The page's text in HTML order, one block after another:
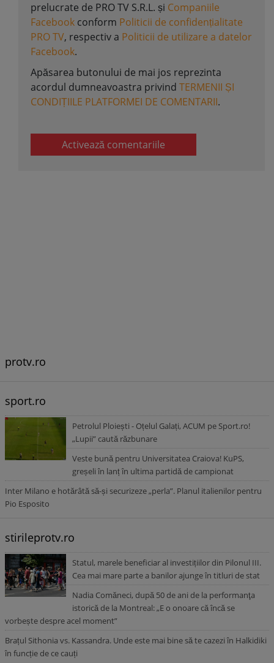
prelucrate de PRO TV S.R.L. și Companiile
Facebook conform Politicii de confidențialitate
PRO TV, respectiv a Politicii de utilizare a datelor
Facebook.
Apăsarea butonului de mai jos reprezinta
acordul dumneavoastra privind TERMENII ȘI
CONDIȚIILE PLATFORMEI DE COMENTARII.
Activează comentariile
protv.ro
sport.ro
Petrolul Ploiești - Oțelul Galați, ACUM pe Sport.ro!
„Lupii” caută răzbunare
Veste bună pentru Universitatea Craiova! KuPS,
greșeli în lanț în ultima partidă de campionat
Inter Milano e hotărâtă să-și securizeze „perla”. Planul italienilor pentru
Pio Esposito
stirileprotv.ro
Statul, marele beneficiar al investițiilor din Pilonul III.
Cea mai mare parte a banilor ajunge în titluri de stat
Nadia Comăneci, după 50 de ani de la performanţa
istorică de la Montreal: „E o onoare că încă se
vorbește despre acel moment”
Brațul Sithonia vs. Kassandra. Unde este mai bine să te cazezi în Halkidiki
în funcție de ce cauți